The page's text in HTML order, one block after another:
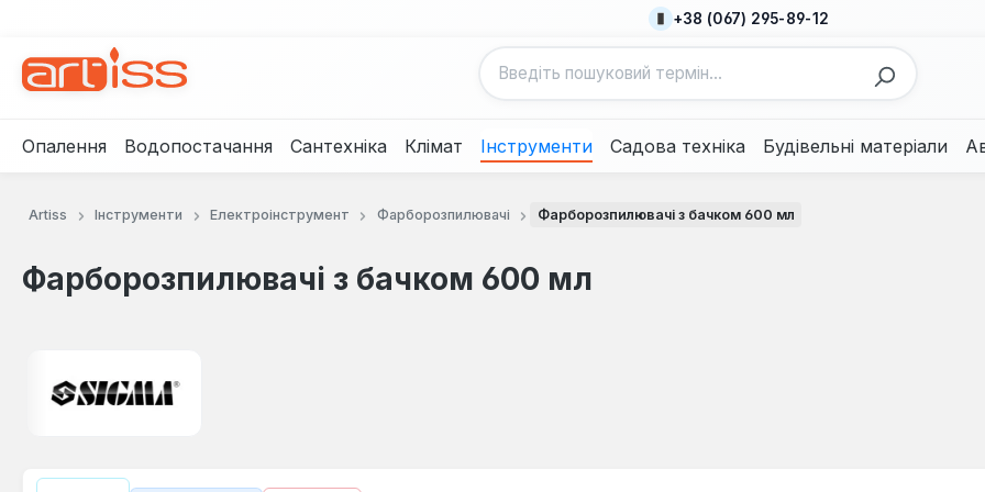
+38 (067) 295-89-12
Опалення Водопостачання Сантехніка Клімат Інструменти Садова техніка Будівельні матеріали
Artiss Інструменти Електроінструмент Фарборозпилювачі Фарборозпилювачі з бачком 600 мл
Фарборозпилювачі з бачком 600 мл